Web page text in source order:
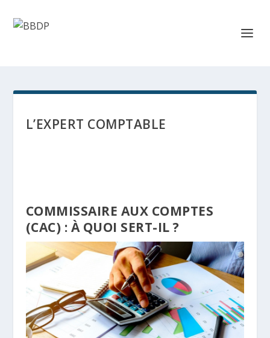
L’EXPERT COMPTABLE
COMMISSAIRE AUX COMPTES
(CAC) : À QUOI SERT-IL ?